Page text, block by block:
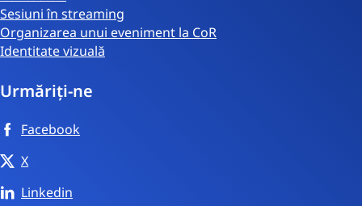
Sesiuni în streaming
Organizarea unui eveniment la CoR
Identitate vizuală
Urmăriți-ne
Facebook
X
Linkedin